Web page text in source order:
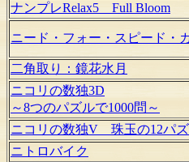
ナンプレRelax5 Full Bloom
ニード・フォー・スピード・
二角取り：鏡花水月
ニコリの数独3D
～8つのパズルで1000問～
ニコリの数独V 珠玉の12パ
ニトロバイク